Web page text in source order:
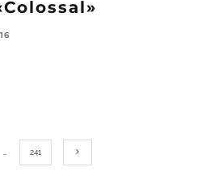
241